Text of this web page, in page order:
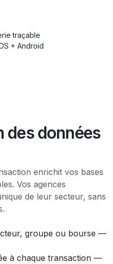
traçable
+ Android
des données
enrichit vos bases
Vos agences
de leur secteur, sans
groupe ou bourse —
à chaque transaction —